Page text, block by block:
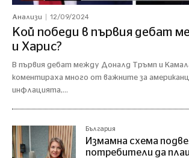
Анализи 12/09/2024
Кой победи в първия дебат
и Харис?
В първия дебат между Доналд Тръмп и
коментираха много от важните за
инфлацията,...
България
Измамна схема
потребители да